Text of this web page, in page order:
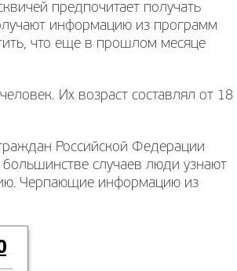
предпочитает получать
информацию из программ
что еще в прошлом месяце
Их возраст составлял от 18
Российской Федерации
большинстве случаев люди узнают
Черпающие информацию из